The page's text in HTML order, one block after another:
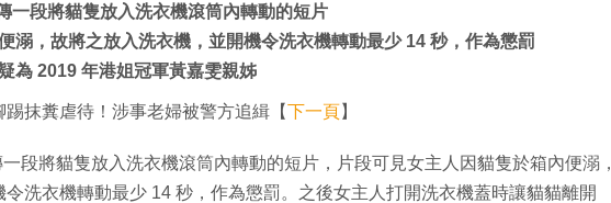
一段將貓隻放入洗衣機滾筒內轉動的短片
溺，故將之放入洗衣機，並開機令洗衣機轉動最少 14 秒，作為懲罰
為 2019 年港姐冠軍黃嘉雯親姊
踢抹糞虐待！涉事老婦被警方追緝【下一頁】
段將貓隻放入洗衣機滾筒內轉動的短片，片段可見女主人因貓隻於箱內便溺，
洗衣機轉動最少 14 秒，作為懲罰。之後女主人打開洗衣機蓋時讓貓貓離開